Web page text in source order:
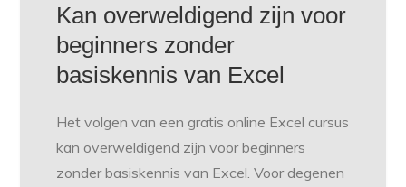
Kan overweldigend zijn voor
beginners zonder
basiskennis van Excel
Het volgen van een gratis online Excel cursus
kan overweldigend zijn voor beginners
zonder basiskennis van Excel. Voor degenen